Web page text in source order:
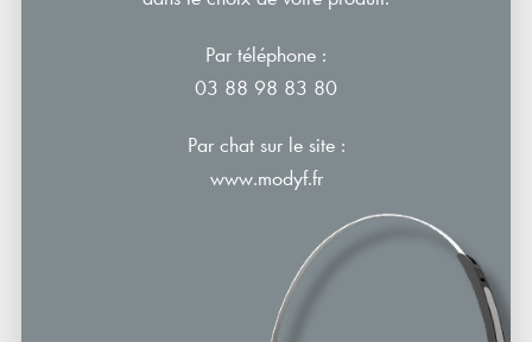
Par téléphone :
03 88 98 83 80
Par chat sur le site :
www.modyf.fr